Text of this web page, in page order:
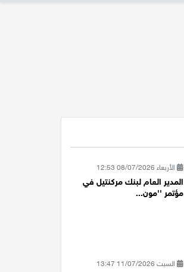
الأربعاء 08/07/2026 12:53
المدير العام لبنك مركنتيل في
مؤتمر ''مون...
السبت 11/07/2026 13:47